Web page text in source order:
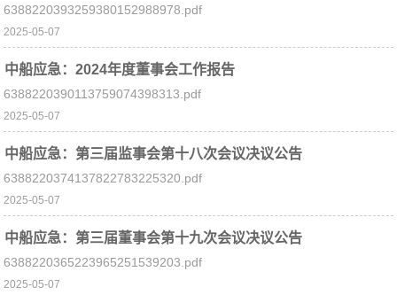
6388220393259380152988978.pdf
2025-05-07
中船应急：2024年度董事会工作报告
6388220390113759074398313.pdf
2025-05-07
中船应急：第三届监事会第十八次会议决议公告
6388220374137822783225320.pdf
2025-05-07
中船应急：第三届董事会第十九次会议决议公告
6388220365223965251539203.pdf
2025-05-07